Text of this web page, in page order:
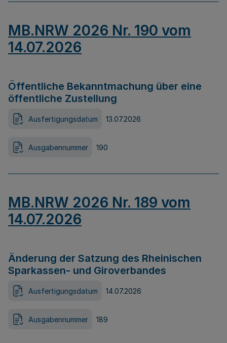
MB.NRW 2026 Nr. 190 vom
14.07.2026
Öffentliche Bekanntmachung über eine
öffentliche Zustellung
Ausfertigungsdatum 13.07.2026
Ausgabennummer 190
MB.NRW 2026 Nr. 189 vom
14.07.2026
Änderung der Satzung des Rheinischen
Sparkassen- und Giroverbandes
Ausfertigungsdatum 14.07.2026
Ausgabennummer 189